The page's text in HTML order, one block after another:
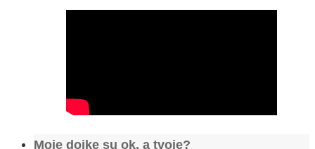
Moje dojke su ok, a tvoje?